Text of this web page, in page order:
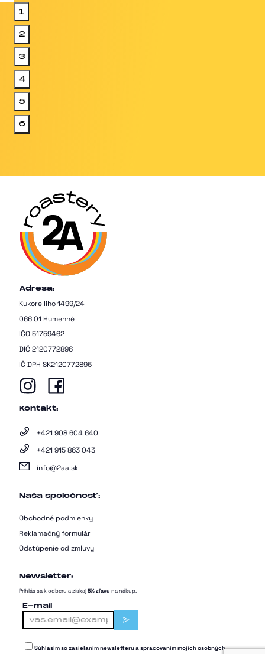
1
2
3
4
5
6
Adresa:
Kukorelliho 1499/24
066 01 Humenné
IČO 51759462
DIČ 2120772896
IČ DPH SK2120772896
Kontakt:
+421 908 604 640
+421 915 863 043
info@2aa.sk
Naša spoločnosť:
Obchodné podmienky
Reklamačný formulár
Odstúpenie od zmluvy
Newsletter:
Prihlás sa k odberu a získaj5% zľavu na nákup.
E-mail
Súhlasím so zasielaním newsletteru a spracovaním mojich osobných